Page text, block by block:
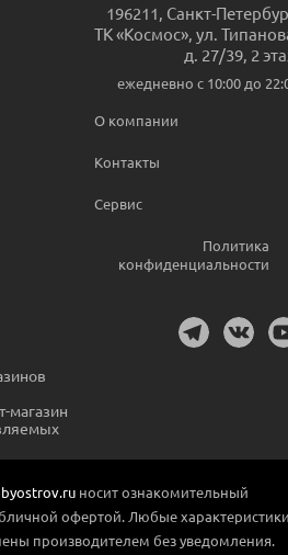
196211 Санкт-
ТК «Космос», ул.
д. 27/39, 2
ежедневно c 10:00 до
О компании
Контакты
Сервис
Политика
конфиденциальности
магазин
носит ознакомительный
офертой. Любые
производителем без уведомления.